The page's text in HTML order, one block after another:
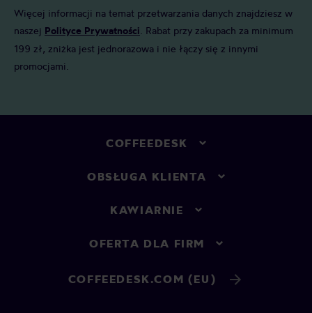
Więcej informacji na temat przetwarzania danych znajdziesz w
naszej Polityce Prywatności . Rabat przy zakupach za minimum
199 zł, zniżka jest jednorazowa i nie łączy się z innymi
promocjami.
COFFEEDESK
OBSŁUGA KLIENTA
KAWIARNIE
OFERTA DLA FIRM
COFFEEDESK.COM (EU)